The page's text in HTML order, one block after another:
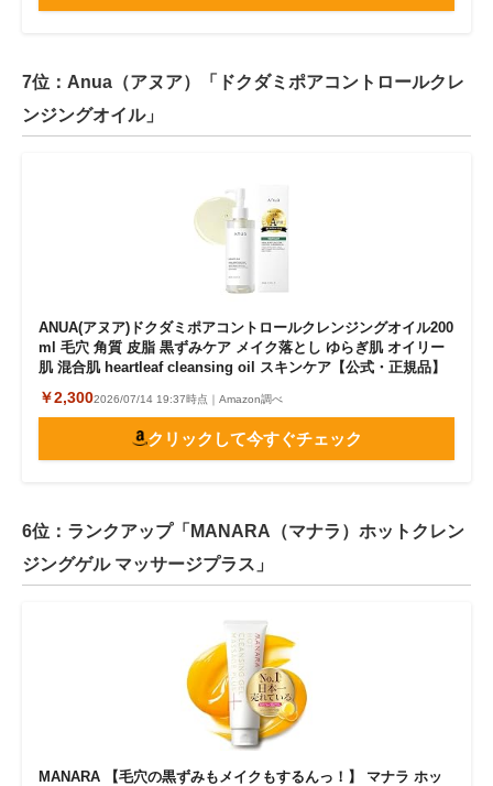
7位：Anua（アヌア）「ドクダミポアコントロールクレ
ンジングオイル」
ANUA(アヌア)ドクダミポアコントロールクレンジングオイル200
ml 毛穴 角質 皮脂 黒ずみケア メイク落とし ゆらぎ肌 オイリー
肌 混合肌 heartleaf cleansing oil スキンケア【公式・正規品】
￥2,3002026/07/14 19:37時点｜Amazon調べ
クリックして今すぐチェック
6位：ランクアップ「MANARA（マナラ）ホットクレン
ジングゲル マッサージプラス」
MANARA 【毛穴の黒ずみもメイクもするんっ！】 マナラ ホッ